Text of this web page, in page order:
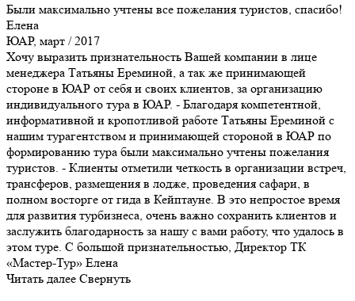
Были максимально учтены все пожелания туристов, спасибо!
Елена
ЮАР, март / 2017
Хочу выразить признательность Вашей компании в лице
менеджера Татьяны Ереминой, а так же принимающей
стороне в ЮАР от себя и своих клиентов, за организацию
индивидуального тура в ЮАР. - Благодаря компетентной,
информативной и кропотливой работе Татьяны Ереминой с
нашим турагентством и принимающей стороной в ЮАР по
формированию тура были максимально учтены пожелания
туристов. - Клиенты отметили четкость в организации встреч,
трансферов, размещения в лодже, проведения сафари, в
полном восторге от гида в Кейптауне. В это непростое время
для развития турбизнеса, очень важно сохранить клиентов и
заслужить благодарность за нашу с вами работу, что удалось в
этом туре. С большой признательностью, Директор ТК
«Мастер-Тур» Елена
Читать далее Свернуть